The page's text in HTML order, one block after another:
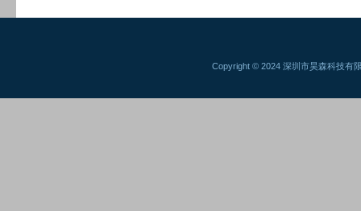
Copyright © 2024 深圳市昊森科技有